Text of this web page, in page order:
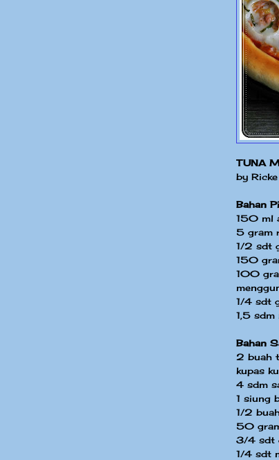
TUNA
by
Bahan
150 ml
5 gram
1/2 sdt
150
100
1/4 sdt
1,5 sdm
Bahan
2 buah
kupas
4 sdm
1 siung
1/2
50
3/4 sdt
1/4 sdt